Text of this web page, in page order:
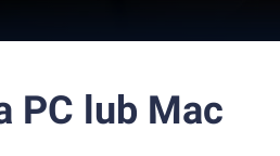
PC lub Mac